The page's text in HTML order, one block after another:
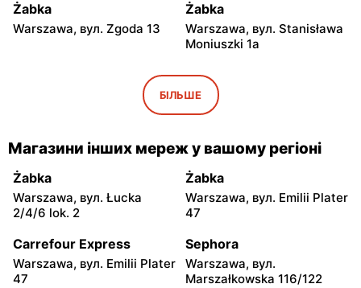
Żabka
Warszawa, вул. Zgoda 13
Żabka
Warszawa, вул. Stanisława
Moniuszki 1a
Świętokrzyska 0 Stacja
Żabka
Warszawa, вул.
Grzybowska 5
Żabka
Łódź, вул. Żurawia 14
Żabka
Warszawa, вул. Żurawia 18
Żabka
35
Żabka
104
Żabka Żabka
БІЛЬШЕ
Магазини інших мереж у вашому регіоні
Żabka
Warszawa, вул. Łucka
2/4/6 lok. 2
Żabka
Warszawa, вул. Emilii Plater
47
Carrefour Express
Warszawa, вул. Emilii Plater
47
Sephora
Warszawa, вул.
Marszałkowska 116/122